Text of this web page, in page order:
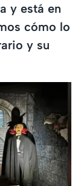
y está en
cómo lo
y su